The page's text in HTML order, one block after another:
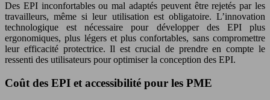
Des EPI inconfortables ou mal adaptés peuvent être rejetés par les
travailleurs, même si leur utilisation est obligatoire. L’innovation
technologique est nécessaire pour développer des EPI plus
ergonomiques, plus légers et plus confortables, sans compromettre
leur efficacité protectrice. Il est crucial de prendre en compte le
ressenti des utilisateurs pour optimiser la conception des EPI.
Coût des EPI et accessibilité pour les PME